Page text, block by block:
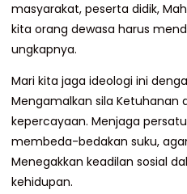
masyarakat, peserta didik,
kita orang dewasa harus
ungkapnya.
Mari kita jaga ideologi ini
Mengamalkan sila Ketuhanan
kepercayaan. Menjaga
membeda-bedakan suku,
Menegakkan keadilan sosial
kehidupan.